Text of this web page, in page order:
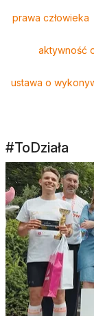
prawa człowieka
aktywność
ustawa o
#ToDziała